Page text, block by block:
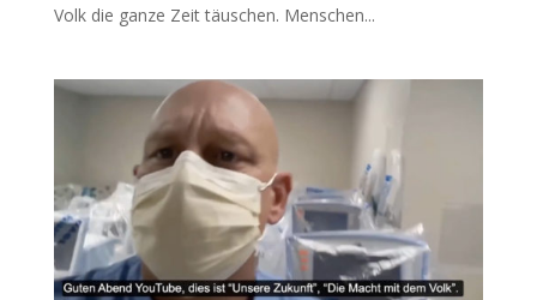
Volk die gan­ze Zeit täuschen. Men­schen...